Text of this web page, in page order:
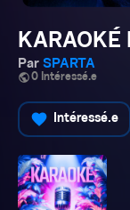
KARAOKÉ
Par SPARTA
public0 Intéressé.e
favorite Intéressé.e